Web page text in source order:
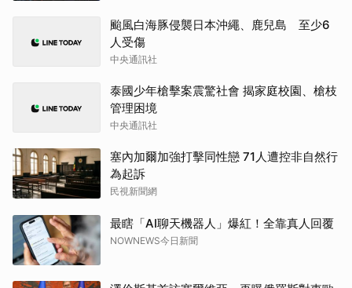
颱風白海豚侵襲日本沖繩、鹿兒島 至少6
人受傷
中央通訊社
泰國少年槍擊案震驚社會 揭家庭校園、槍枝
管理困境
中央通訊社
塞內加爾加強打擊同性戀 71人遭控非自然行
為起訴
民視新聞網
最瞎「AI聊天機器人」爆紅！全靠真人回覆
NOWNEWS今日新聞